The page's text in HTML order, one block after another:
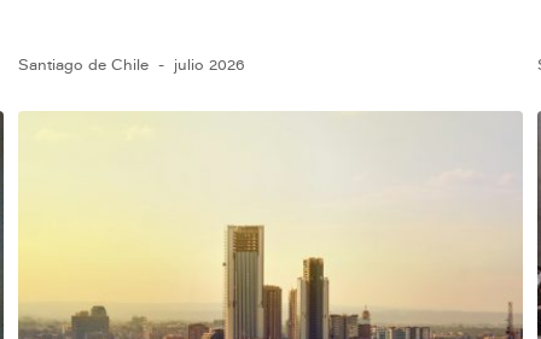
Santiago de Chile julio 2026